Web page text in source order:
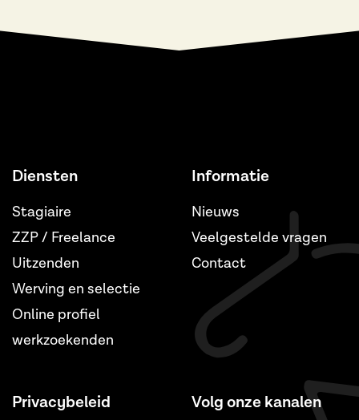
Diensten
Stagiaire
ZZP / Freelance
Uitzenden
Werving en selectie
Online profiel
werkzoekenden
Informatie
Nieuws
Veelgestelde vragen
Contact
Privacybeleid Volg onze kanalen